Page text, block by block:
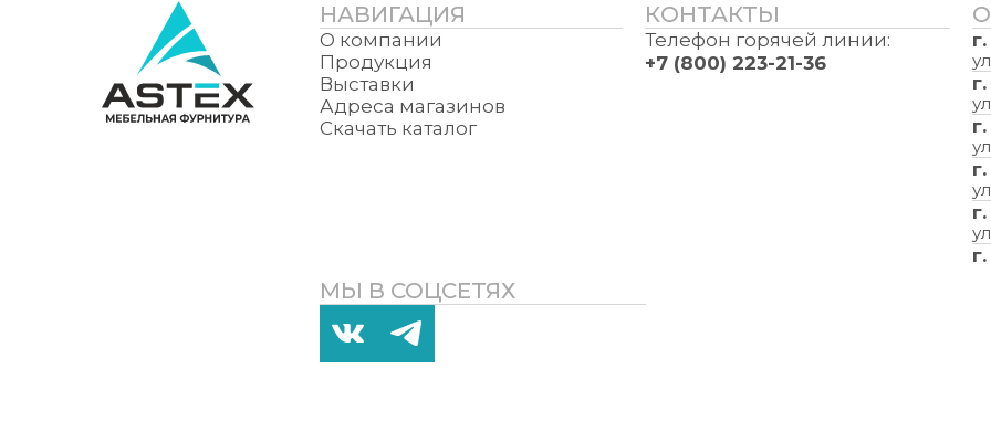
НАВИГАЦИЯ
О компании
Продукция
Выставки
Адреса магазинов
Скачать каталог
КОНТАКТЫ
Телефон горячей линии:
+7 (800) 223-21-36
МЫ В СОЦСЕТЯХ